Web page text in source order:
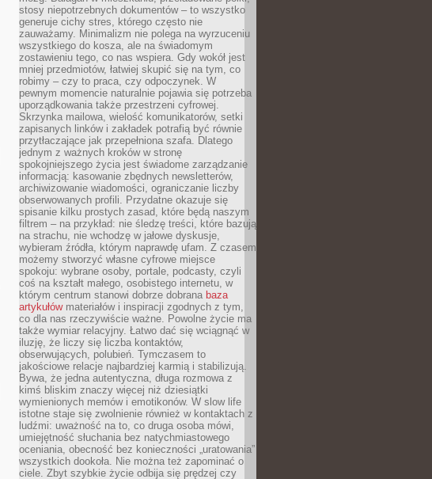
stosy niepotrzebnych dokumentów – to wszystko
generuje cichy stres, którego często nie
zauważamy. Minimalizm nie polega na wyrzuceniu
wszystkiego do kosza, ale na świadomym
zostawieniu tego, co nas wspiera. Gdy wokół jest
mniej przedmiotów, łatwiej skupić się na tym, co
robimy – czy to praca, czy odpoczynek. W
pewnym momencie naturalnie pojawia się potrzeba
uporządkowania także przestrzeni cyfrowej.
Skrzynka mailowa, wielość komunikatorów, setki
zapisanych linków i zakładek potrafią być równie
przytłaczające jak przepełniona szafa. Dlatego
jednym z ważnych kroków w stronę
spokojniejszego życia jest świadome zarządzanie
informacją: kasowanie zbędnych newsletterów,
archiwizowanie wiadomości, ograniczanie liczby
obserwowanych profili. Przydatne okazuje się
spisanie kilku prostych zasad, które będą naszym
filtrem – na przykład: nie śledzę treści, które bazują
na strachu, nie wchodzę w jałowe dyskusje,
wybieram źródła, którym naprawdę ufam. Z czasem
możemy stworzyć własne cyfrowe miejsce
spokoju: wybrane osoby, portale, podcasty, czyli
coś na kształt małego, osobistego internetu, w
którym centrum stanowi dobrze dobrana baza
artykułówmateriałów i inspiracji zgodnych z tym,
co dla nas rzeczywiście ważne. Powolne życie ma
także wymiar relacyjny. Łatwo dać się wciągnąć w
iluzję, że liczy się liczba kontaktów,
obserwujących, polubień. Tymczasem to
jakościowe relacje najbardziej karmią i stabilizują.
Bywa, że jedna autentyczna, długa rozmowa z
kimś bliskim znaczy więcej niż dziesiątki
wymienionych memów i emotikonów. W slow life
istotne staje się zwolnienie również w kontaktach z
ludźmi: uważność na to, co druga osoba mówi,
umiejętność słuchania bez natychmiastowego
oceniania, obecność bez konieczności „uratowania”
wszystkich dookoła. Nie można też zapominać o
ciele. Zbyt szybkie życie odbija się prędzej czy